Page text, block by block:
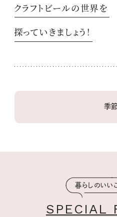
クラフトビールの世界を
探っていきましょう！
季
暮らしのいい
SPECIAL